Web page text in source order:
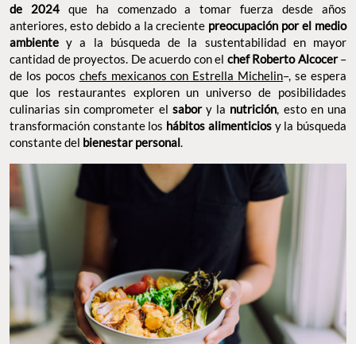
de 2024que ha comenzado a tomar fuerza desde años
anteriores, esto debido a la creciente preocupación por el medio
ambiente y a la búsqueda de la sustentabilidad en mayor
cantidad de proyectos. De acuerdo con el chef Roberto Alcocer–
de los pocos chefs mexicanos con Estrella Michelin–, se espera
que los restaurantes exploren un universo de posibilidades
culinarias sin comprometer el sabory la nutrición, esto en una
transformación constante los hábitos alimenticios y la búsqueda
constante del bienestar personal.